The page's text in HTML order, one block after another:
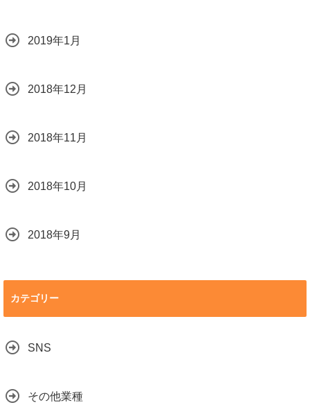
2019年1月
2018年12月
2018年11月
2018年10月
2018年9月
カテゴリー
SNS
その他業種